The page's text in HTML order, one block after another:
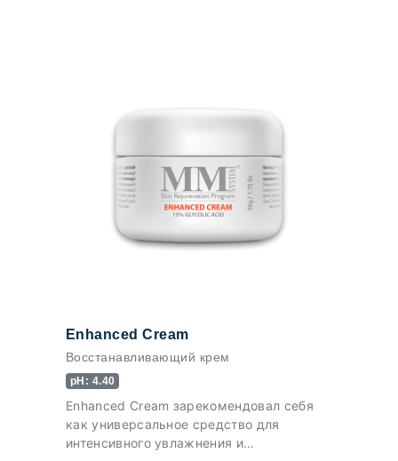
Enhanced Cream
Восстанавливающий крем
pH: 4.40
Enhanced Cream зарекомендовал себя
как универсальное средство для
интенсивного увлажнения и